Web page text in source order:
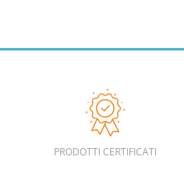
PRODOTTI CERTIFICATI